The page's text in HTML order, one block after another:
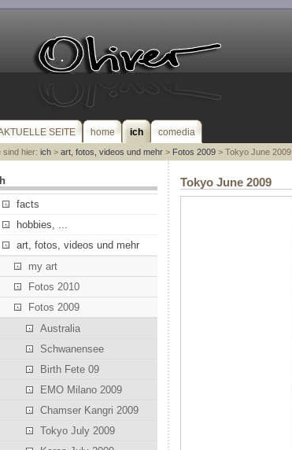
SEITE home ich comedia
sind hier: ich> art, fotos, videos und mehr> Fotos 2009> Tokyo June 2009
facts
hobbies, ...
art, fotos, videos und mehr
my art
Fotos 2010
Fotos 2009
Australia
Schwanensee
Birth Fete 09
EMO Milano 2009
Chamser Kangri 2009
Tokyo July 2009
Tokyo June 2009